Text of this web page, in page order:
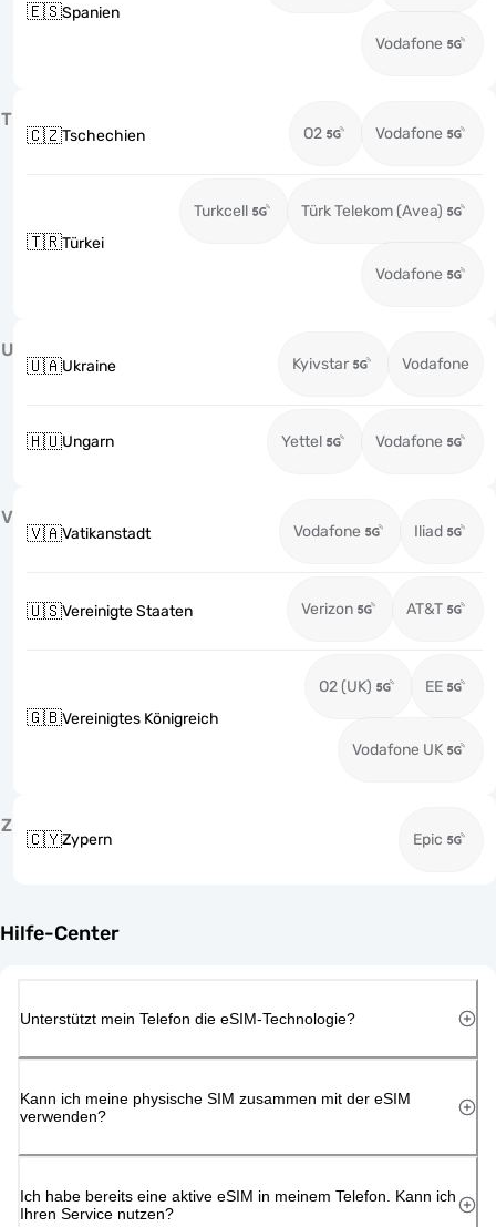
🇪🇸Spanien
Vodafone
T
🇨🇿Tschechien O2 Vodafone
🇹🇷Türkei
Turkcell Türk Telekom (Avea)
Vodafone
U
🇺🇦Ukraine Kyivstar Vodafone
🇭🇺Ungarn Yettel Vodafone
V
🇻🇦Vatikanstadt Vodafone Iliad
🇺🇸Vereinigte Staaten Verizon AT&T
🇬🇧Vereinigtes Königreich
O2 (UK) EE
Vodafone UK
Z
🇨🇾Zypern Epic
Hilfe-Center
Unterstützt mein Telefon die eSIM-Technologie?
Kann ich meine physische SIM zusammen mit der eSIM
verwenden?
Ich habe bereits eine aktive eSIM in meinem Telefon. Kann ich
Ihren Service nutzen?